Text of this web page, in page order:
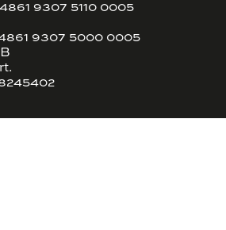
9307 5110 0005
9307 5000 0005